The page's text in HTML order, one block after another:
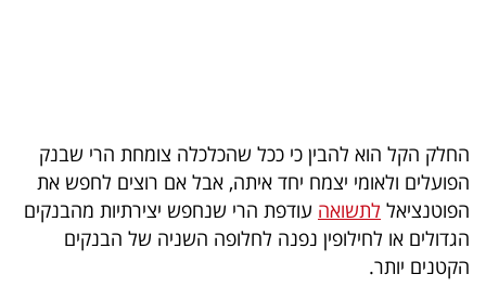
הכלכלי
פודקאסט
40
החלק הקל הוא להבין כי ככל שהכלכלה צומחת הרי שבנק
הפועלים ולאומי יצמח יחד איתה, אבל אם רוצים לחפש את
הפוטנציאל לתשואה עודפת הרי שנחפש יצירתיות מהבנקים
הגדולים או לחילופין נפנה לחלופה השניה של הבנקים
הקטנים יותר.